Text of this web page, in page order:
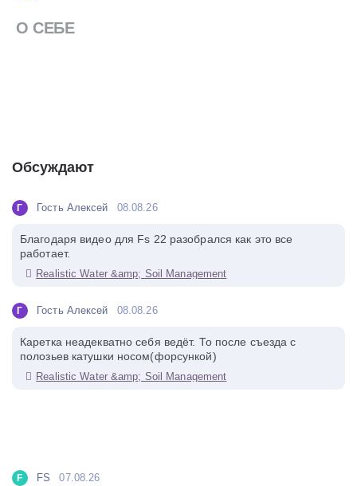
О СЕБЕ
Обсуждают
Г Гость Алексей 08.08.26
Благодаря видео для Fs 22 разобрался как это все
работает.
Realistic Water &amp; Soil Management
Г Гость Алексей 08.08.26
Каретка неадекватно себя ведёт. То после съезда с
полозьев катушки носом(форсункой)
Realistic Water &amp; Soil Management
F FS 07.08.26